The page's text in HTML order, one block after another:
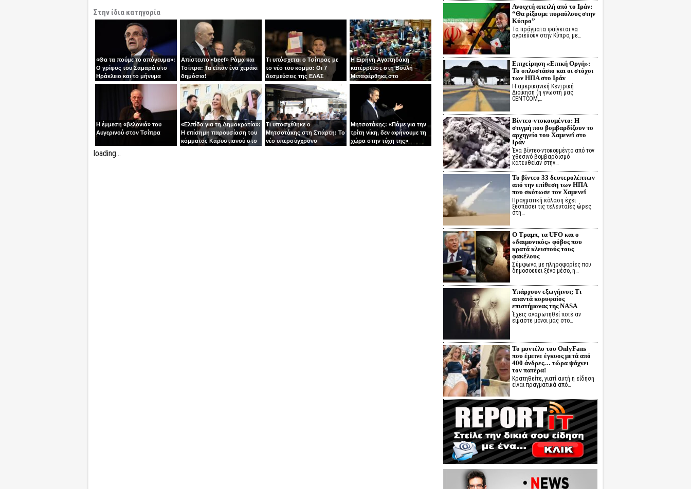
Στην ίδια κατηγορία
«Θα τα πούμε το απόγευμα»:
Ο γρίφος του Σαμαρά στο
Ηράκλειο και το μήνυμα
ανατροπής
Απίστευτο «beef» Ράμα και
Τσίπρα: Τα είπαν ένα χεράκι
δημόσια!
Τι υπόσχεται ο Τσίπρας με
το νέο του κόμμα: Οι 7
δεσμεύσεις της ΕΛΑΣ
Η Ειρήνη Αγαπηδάκη
κατέρρευσε στη Βουλή –
Μεταφέρθηκε στο
νοσοκομείο με ασθενοφόρο
Η έμμεση «βελονιά» του
Αυγερινού στον Τσίπρα
«Ελπίδα για τη Δημοκρατία»:
Η επίσημη παρουσίαση του
κόμματος Καρυστιανού στο
Τι υποσχέθηκε ο
Μητσοτάκης στη Σπάρτη: Το
νέο υπερσύγχρονο
Μητσοτάκης: «Πάμε για την
τρίτη νίκη, δεν αφήνουμε τη
χώρα στην τύχη της»
loading...
Ανοιχτή απειλή από το Ιράν:
“Θα ρίξουμε πυραύλους στην
Κύπρο”
Τα πράγματα φαίνεται να
αγριεύουν στην Κύπρο, με…
Επιχείρηση «Επική Οργή»:
Το οπλοστάσιο και οι στόχοι
των ΗΠΑ στο Ιράν
Η αμερικανική Κεντρική
Διοίκηση (η γνωστή μας
CENTCOM,…
Βίντεο-ντοκουμέντο: Η
στιγμή που βομβαρδίζουν το
αρχηγείο του Χαμενεΐ στο
Ιράν
Ένα βίντεο-ντοκουμέντο από τον
χθεσινό βομβαρδισμό
κατευθείαν στην…
Το βίντεο 33 δευτερολέπτων
από την επίθεση των ΗΠΑ
που σκότωσε τον Χαμενεΐ
Πραγματική κόλαση έχει
ξεσπάσει τις τελευταίες ώρες
στη…
Ο Τραμπ, τα UFO και ο
«δαιμονικός» φόβος που
κρατά κλειστούς τους
φακέλους
Σύμφωνα με πληροφορίες που
δημοσοεύει ξένο μέσο, η…
Υπάρχουν εξωγήινοι; Τι
απαντά κορυφαίος
επιστήμονας της NASA
Έχεις αναρωτηθεί ποτέ αν
είμαστε μόνοι μας στο…
Το μοντέλο του OnlyFans
που έμεινε έγκυος μετά από
400 άνδρες… τώρα ψάχνει
τον πατέρα!
Κρατηθείτε, γιατί αυτή η είδηση
είναι πραγματικά από…